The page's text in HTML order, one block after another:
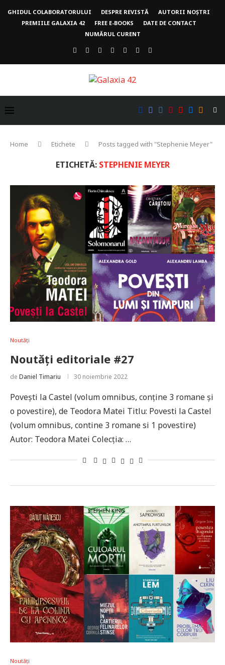
GHIDUL COLABORATORULUI DESPRE REVISTĂ
AUTORII NOȘTRI
PREMIILE GALAXIA 42
FREE E-BOOKS
DATE DE CONTACT
NUMĂRUL CURENT
Home Etichete Posts tagged with "Stephenie Meyer"
ETICHETĂ: STEPHENIE MEYER
Noutăți
Noutăți editoriale #27
de Daniel Timariu 30 noiembrie 2022
Povești la Castel (volum omnibus, conține 3 romane și
o povestire), de Teodora Matei Titlu: Povesti la Castel
(volum omnibus, contine 3 romane si 1 povestire)
Autor: Teodora Matei Colecția: …
Noutăți